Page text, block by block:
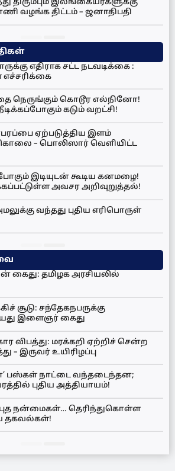
திரும்பும் இலங்கையர்களுக்கு
வழங்க திட்டம் – ஜனாதிபதி
எதிராக சட்ட நடவடிக்கை :
எச்சரிக்கை
நெருங்கும் கொடூர எல்நினோ!
கடும் வறட்சி!
ஏற்படுத்திய இளம்
– பொலிஸார் வெளியிட்ட
இடியுடன் கூடிய கனமழை!
அவசர அறிவுறுத்தல்!
வந்தது புதிய எரிபொருள்
கைது: தமிழக அரசியலில்
சூடு: சந்தேகநபருக்கு
இளைஞர் கைது
விபத்து: மரக்கறி ஏற்றிச் சென்ற
– இருவர் உயிரிழப்பு
பஸ்கள் நாட்டை வந்தடைந்தன;
புதிய அத்தியாயம்!
நன்மைகள்… தெரிந்துகொள்ள
தகவல்கள்!